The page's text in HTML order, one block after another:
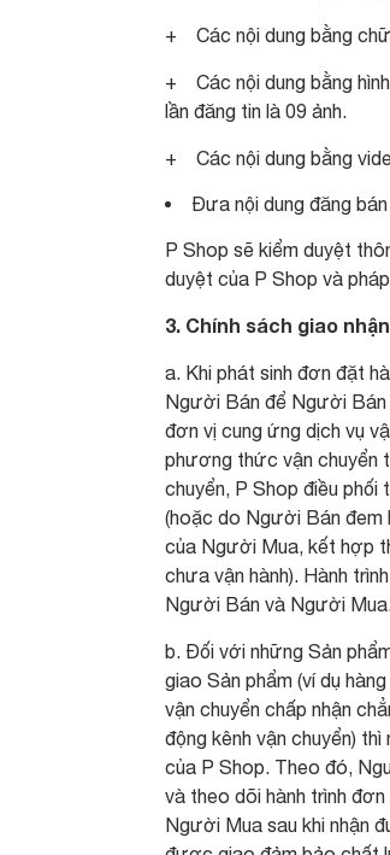
+ Các nội dung bằng
+ Các nội dung bằng
lần đăng tin là 09 ảnh.
+ Các nội dung bằng
Đưa nội dung đăng
P Shop sẽ kiểm duyệt
duyệt của P Shop và
3. Chính sách giao
a. Khi phát sinh đơn đặt
Người Bán để Người Bán
đơn vị cung ứng dịch vụ
phương thức vận chuyển
chuyển, P Shop điều
(hoặc do Người Bán đem
của Người Mua, kết hợp
chưa vận hành). Hành
Người Bán và Người Mua.
b. Đối với những Sản
giao Sản phẩm (ví dụ
vận chuyển chấp nhận
động kênh vận chuyển)
của P Shop. Theo đó,
và theo dõi hành trình
Người Mua sau khi nhận